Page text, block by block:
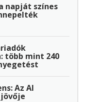
napját színes
több mint 240
Az AI